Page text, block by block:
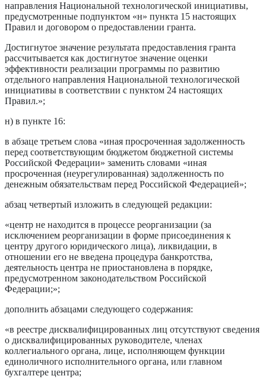
направления Национальной технологической инициативы,
предусмотренные подпунктом «н» пункта 15 настоящих
Правил и договором о предоставлении гранта.
Достигнутое значение результата предоставления гранта
рассчитывается как достигнутое значение оценки
эффективности реализации программы по развитию
отдельного направления Национальной технологической
инициативы в соответствии с пунктом 24 настоящих
Правил.»;
н) в пункте 16:
в абзаце третьем слова «иная просроченная задолженность
перед соответствующим бюджетом бюджетной системы
Российской Федерации» заменить словами «иная
просроченная (неурегулированная) задолженность по
денежным обязательствам перед Российской Федерацией»;
абзац четвертый изложить в следующей редакции:
«центр не находится в процессе реорганизации (за
исключением реорганизации в форме присоединения к
центру другого юридического лица), ликвидации, в
отношении его не введена процедура банкротства,
деятельность центра не приостановлена в порядке,
предусмотренном законодательством Российской
Федерации;»;
дополнить абзацами следующего содержания:
«в реестре дисквалифицированных лиц отсутствуют сведения
о дисквалифицированных руководителе, членах
коллегиального органа, лице, исполняющем функции
единоличного исполнительного органа, или главном
бухгалтере центра;